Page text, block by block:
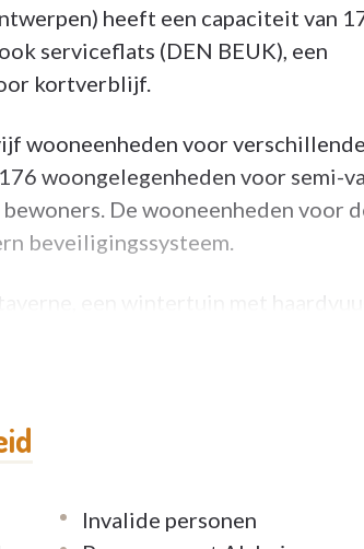
heeft een capaciteit van
serviceflats (DEN BEUK), een
kortverblijf.
wooneenheden voor
woongelegenheden voor semi-
De wooneenheden voor
beveiligingssysteem.
een wintertuin met
zaal, een kapel en een autovrij
Invalide personen